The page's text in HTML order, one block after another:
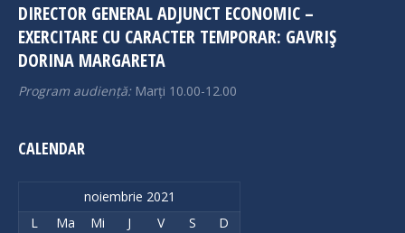
DIRECTOR GENERAL ADJUNCT ECONOMIC –
EXERCITARE CU CARACTER TEMPORAR: GAVRIȘ
DORINA MARGARETA
Program audiență: Marți 10.00-12.00
CALENDAR
noiembrie 2021
L
Ma Mi J V S
D